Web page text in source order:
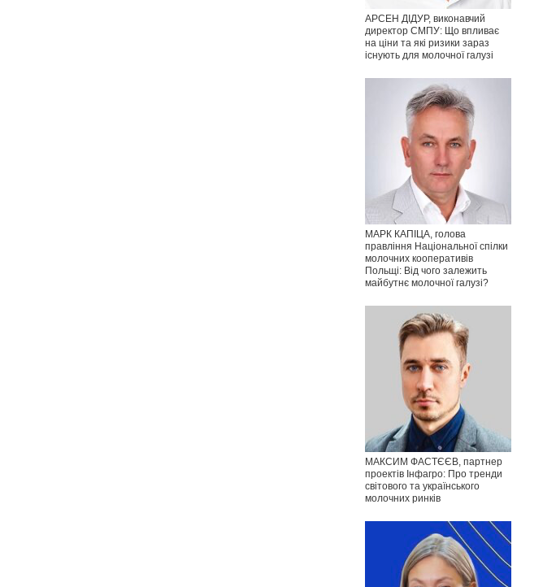
АРСЕН ДІДУР, виконавчий
директор СМПУ: Що впливає
на ціни та які ризики зараз
існують для молочної галузі
МАРК КАПІЦА, голова
правління Національної спілки
молочних кооперативів
Польщі: Від чого залежить
майбутнє молочної галузі?
МАКСИМ ФАСТЄЄВ, партнер
проектів Інфагро: Про тренди
світового та українського
молочних ринків